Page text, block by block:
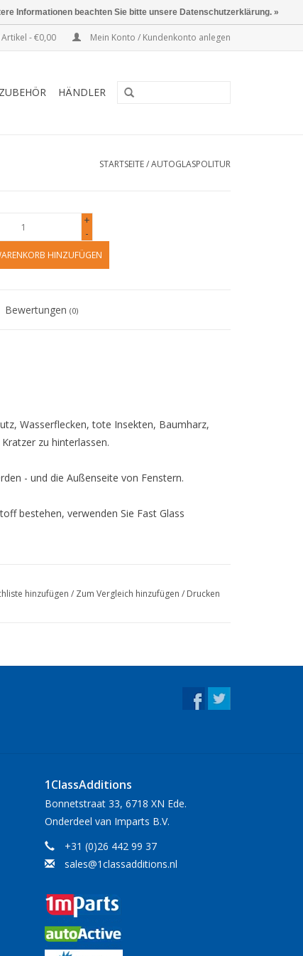
Artikel - €0,00 Mein Konto / Kundenkonto anlegen
ZUBEHÖR HÄNDLER
STARTSEITE/AUTOGLASPOLITUR
+
-
HINZUFÜGEN
Bewertungen(0)
Wasserflecken, tote Insekten, Baumharz,
zu hinterlassen.
- und die Außenseite von Fenstern.
bestehen, verwenden Sie Fast Glass
hinzufügen / Zum Vergleich hinzufügen / Drucken
1ClassAdditions
Bonnetstraat 33, 6718 XN Ede.
Onderdeel van Imparts B.V.
+31 (0)26 442 99 37
sales@1classadditions.nl
Informationen beachten Sie bitte unsere Datenschutzerklärung. »